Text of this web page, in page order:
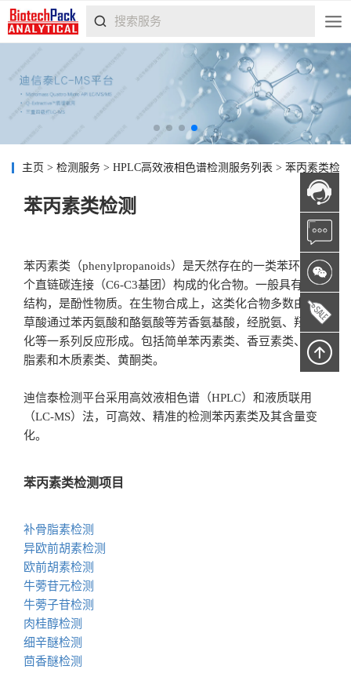
主页 > 检测服务 > HPLC高效液相色谱检测服务列表 > 苯丙素类检测
苯丙素类检测
苯丙素类（phenylpropanoids）是天然存在的一类苯环与三
个直链碳连接（C6-C3基团）构成的化合物。一般具有苯酚
结构，是酚性物质。在生物合成上，这类化合物多数由莽
草酸通过苯丙氨酸和酪氨酸等芳香氨基酸，经脱氨、羟基
化等一系列反应形成。包括简单苯丙素类、香豆素类、木
脂素和木质素类、黄酮类。
迪信泰检测平台采用高效液相色谱（HPLC）和液质联用
（LC-MS）法，可高效、精准的检测苯丙素类及其含量变
化。
苯丙素类检测项目
补骨脂素检测
异欧前胡素检测
欧前胡素检测
牛蒡苷元检测
牛蒡子苷检测
肉桂醇检测
细辛醚检测
茴香醚检测